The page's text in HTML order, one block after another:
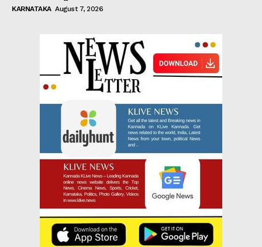
KARNATAKA August 7, 2026